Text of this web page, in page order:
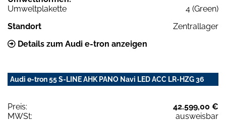
Umweltplakette
4 (Green)
Standort
Zentrallager
Details zum Audi e-tron anzeigen
Audi e-tron 55 S-LINE AHK PANO Navi LED ACC LR-HZG 36
Preis:
42.599,00 €
MWSt:
ausweisbar